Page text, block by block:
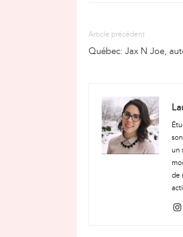
Article précédent
Québec: Jax N Joe,
un
de